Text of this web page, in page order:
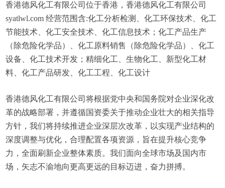
香港德风化工有限公司位于香港，香港德风化工有限公司
syatlwl.com 经营范围含:化工分析检测、化工环保技术、化工
节能技术、化工安全技术、化工信息技术；化工产品生产
（除危险化学品）、化工原料销售（除危险化学品）、化工
设备、化工技术开发；精细化工、生物化工、新型化工材
料、化工产品研发、化工工程、化工设计
香港德风化工有限公司将根据党中央和国务院对企业深化改
革的战略部署，并遵循国资委关于推动企业壮大的相关指导
方针，我们将持续推进企业深层次改革，以实现产业结构的
深度调整与优化，合理配置各项资源，旨在提升核心竞争
力，全面刷新企业整体素质。我们面向全球市场及国内市
场，矢志不渝地向更高更远的目标迈进，奋力拼搏。